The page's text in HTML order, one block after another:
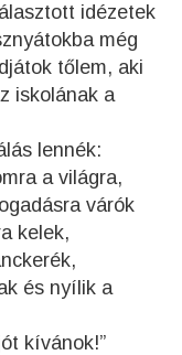
idézetek
még
tőlem, aki
iskolának a
lennék:
a világra,
várók
kelek,
és nyílik a
kívánok!”